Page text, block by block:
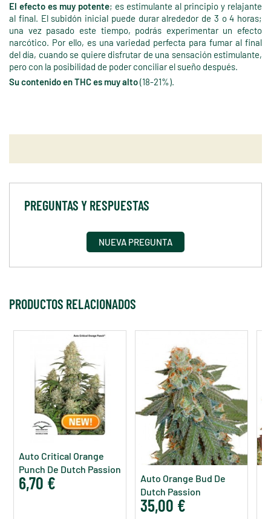
El efecto es muy potente; es estimulante al principio y relajante
al final. El subidón inicial puede durar alrededor de 3 o 4 horas;
una vez pasado este tiempo, podrás experimentar un efecto
narcótico. Por ello, es una variedad perfecta para fumar al final
del día, cuando se quiere disfrutar de una sensación estimulante,
pero con la posibilidad de poder conciliar el sueño después.
Su contenido en THC es muy alto(18-21%).
PREGUNTAS Y RESPUESTAS
NUEVA PREGUNTA
PRODUCTOS RELACIONADOS
Auto Critical Orange
Punch De Dutch Passion
6,70 €
Auto Orange Bud De
Dutch Passion
35,00 €